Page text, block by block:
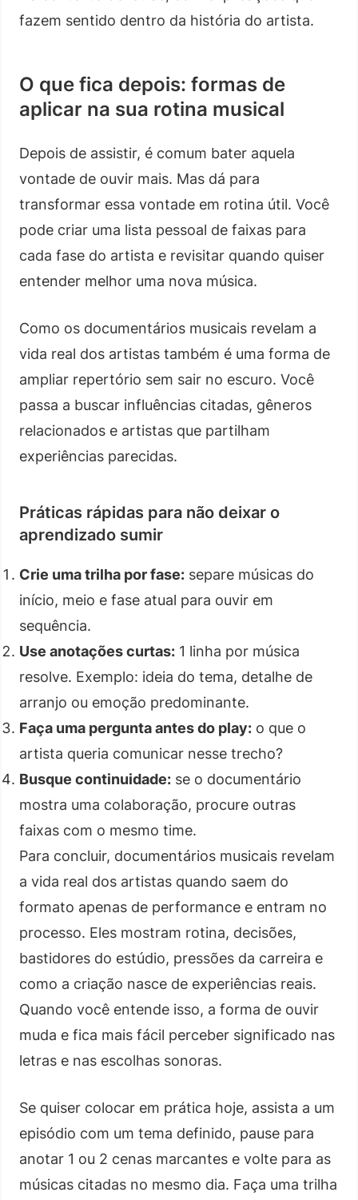
fazem sentido dentro da história do artista.
O que fica depois: formas de
aplicar na sua rotina musical
Depois de assistir, é comum bater aquela
vontade de ouvir mais. Mas dá para
transformar essa vontade em rotina útil. Você
pode criar uma lista pessoal de faixas para
cada fase do artista e revisitar quando quiser
entender melhor uma nova música.
Como os documentários musicais revelam a
vida real dos artistas também é uma forma de
ampliar repertório sem sair no escuro. Você
passa a buscar influências citadas, gêneros
relacionados e artistas que partilham
experiências parecidas.
Práticas rápidas para não deixar o
aprendizado sumir
Crie uma trilha por fase: separe músicas do
início, meio e fase atual para ouvir em
sequência.
Use anotações curtas: 1 linha por música
resolve. Exemplo: ideia do tema, detalhe de
arranjo ou emoção predominante.
Faça uma pergunta antes do play: o que o
artista queria comunicar nesse trecho?
Busque continuidade: se o documentário
mostra uma colaboração, procure outras
faixas com o mesmo time.
Para concluir, documentários musicais revelam
a vida real dos artistas quando saem do
formato apenas de performance e entram no
processo. Eles mostram rotina, decisões,
bastidores do estúdio, pressões da carreira e
como a criação nasce de experiências reais.
Quando você entende isso, a forma de ouvir
muda e fica mais fácil perceber significado nas
letras e nas escolhas sonoras.
Se quiser colocar em prática hoje, assista a um
episódio com um tema definido, pause para
anotar 1 ou 2 cenas marcantes e volte para as
músicas citadas no mesmo dia. Faça uma trilha